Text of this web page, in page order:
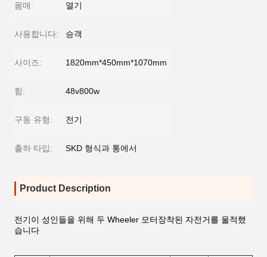
몸매: 열기
사용합니다: 승객
사이즈: 1820mm*450mm*1070mm
힘: 48v800w
구동 유형: 전기
출하 타입: SKD 형식과 통에서
Product Description
전기이 성인들을 위해 두 Wheeler 모터장착된 자전거를 울적했
습니다